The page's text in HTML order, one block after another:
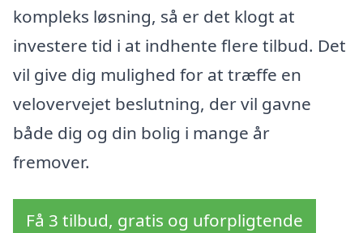
kompleks løsning, så er det klogt at
investere tid i at indhente flere tilbud. Det
vil give dig mulighed for at træffe en
velovervejet beslutning, der vil gavne
både dig og din bolig i mange år
fremover.
Få 3 tilbud, gratis og uforpligtende